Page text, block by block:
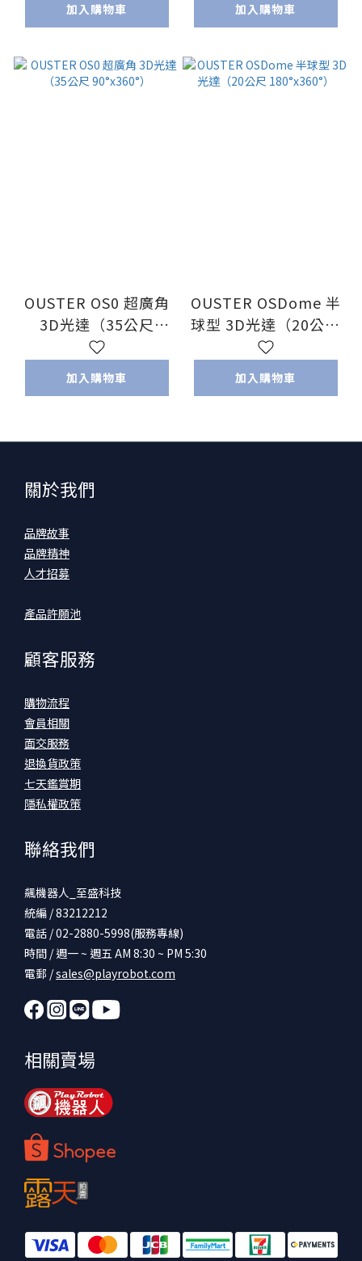
加入購物車 加入購物車
OUSTER OS0 超廣角
3D光達（35公尺
90°x360°）
加入購物車
OUSTER OSDome 半
球型 3D光達（20公尺
180°x360°）
加入購物車
關於我們
品牌故事
品牌精神
人才招募
產品許願池
顧客服務
購物流程
會員相關
面交服務
退換貨政策
七天鑑賞期
隱私權政策
聯絡我們
飆機器人_至盛科技
統編 / 83212212
電話 / 02-2880-5998(服務專線)
時間 / 週一 ~ 週五 AM 8:30 ~ PM 5:30
電郵 /sales@playrobot.com
相關賣場